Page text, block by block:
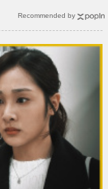
Recommended by